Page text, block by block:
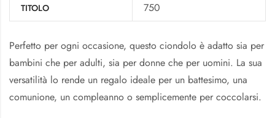
TITOLO 750
Perfetto per ogni occasione, questo ciondolo è adatto sia per
bambini che per adulti, sia per donne che per uomini. La sua
versatilità lo rende un regalo ideale per un battesimo, una
comunione, un compleanno o semplicemente per coccolarsi.